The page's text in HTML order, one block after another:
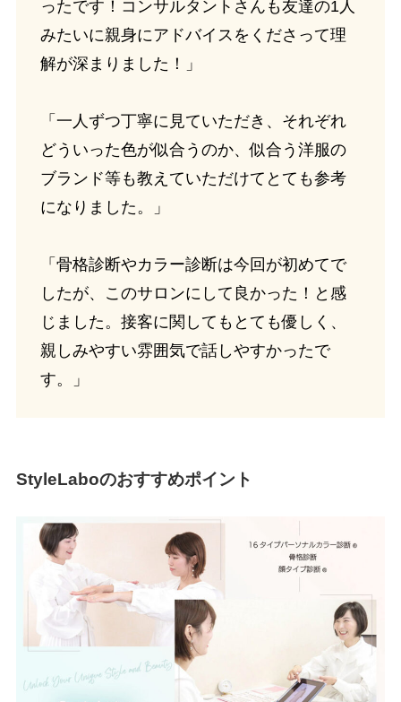
ったです！コンサルタントさんも友達の1人
みたいに親身にアドバイスをくださって理
解が深まりました！」
「一人ずつ丁寧に見ていただき、それぞれ
どういった色が似合うのか、似合う洋服の
ブランド等も教えていただけてとても参考
になりました。」
「骨格診断やカラー診断は今回が初めてで
したが、このサロンにして良かった！と感
じました。接客に関してもとても優しく、
親しみやすい雰囲気で話しやすかったで
す。」
StyleLaboのおすすめポイント